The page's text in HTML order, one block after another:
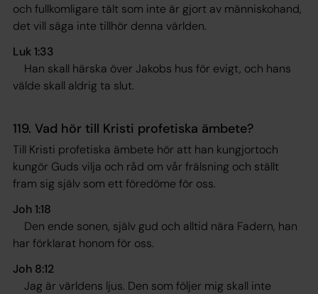
och fullkomligare tält som inte är gjort av människohand,
det vill säga inte tillhör denna världen.
Luk 1:33
Han skall härska över Jakobs hus för evigt, och hans
välde skall aldrig ta slut.
119. Vad hör till Kristi profetiska ämbete?
Till Kristi profetiska ämbete hör att han kungjortoch
kungör Guds vilja och råd om vår frälsning och ställt
fram sig själv som ett föredöme för oss.
Joh 1:18
Den ende sonen, själv gud och alltid nära Fadern, han
har förklarat honom för oss.
Joh 8:12
Jag är världens ljus. Den som följer mig skall inte